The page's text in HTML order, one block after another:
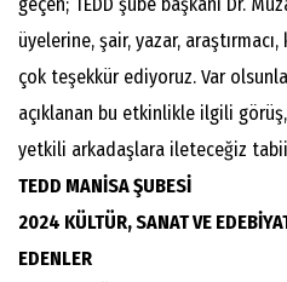
üyelerine, şair, yazar,
çok teşekkür ediyoruz. Var
açıklanan bu etkinlikle ilgili
yetkili arkadaşlara ileteceğiz
TEDD MANİSA ŞUBESİ
2024 KÜLTÜR, SANAT VE
EDENLER